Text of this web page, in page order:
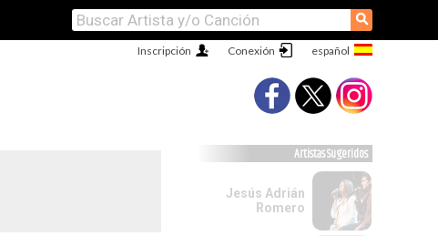
⚲
Conexión
Inscripción
Artistas Sugeridos
Jesús Adrián
Romero